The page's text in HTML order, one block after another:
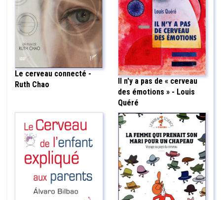
Le cerveau connecté -
Ruth Chao
Il n'y a pas de « cerveau
des émotions » - Louis
Quéré